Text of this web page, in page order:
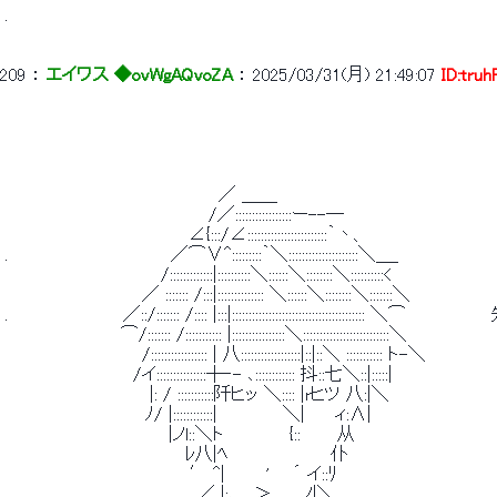
209 ： エイワス ◆ovWgAQvoZA ： 2025/03/31(月) 21:49:07
／ ＿＿
/／:::::::::::::::::ー--―
∠{:::/∠::::::::::::::::::::::::｀丶、
.　　　　　　　 　 　 　 　 ／⌒∨^:::::::::｀＼:::::::::::::::::::::＼＿_
/:::::::::::::|::::::::::＼::::::＼::::::::＼::::::::::<
／ ::::::: /:::|:::::::::::::: ＼::::::＼::::::::＼:::::::＼
.　　　　　　 　 　 ／::/::::::: /:::: |:::|:::::::::::::::::::::::::::::::::::::::: ＼⌒　　　
⌒/::::::: /::::::::::: |::::::::::::::::＼::::::::::::::::::::::::::＼
/::::::::::::::::: | 八::::::::::::::::::|::|::＼ ::::::::::: ト-＼
/イ:::::::::::::::┼‐- ､:::::::::::: 抖::七＼::|:::::|　　　　　　　　　
|: / :::::::::::阡ヒッ ＼:::: |rヒツ 八:|＼　　　　　　 　 　 |　
ﾉ/ |::::::::::::|　　 　 　 ＼|　　 ィ:Λ|　　　　　　 　 　 　
|ノl::＼ト　　 　 　 {::　　　从
ﾚ八|ﾍ　　　　　 　 　 仆
′ ^| 　 　 ' 　 ´ イ::ﾘ　　　　　　　　　　　　　　こ